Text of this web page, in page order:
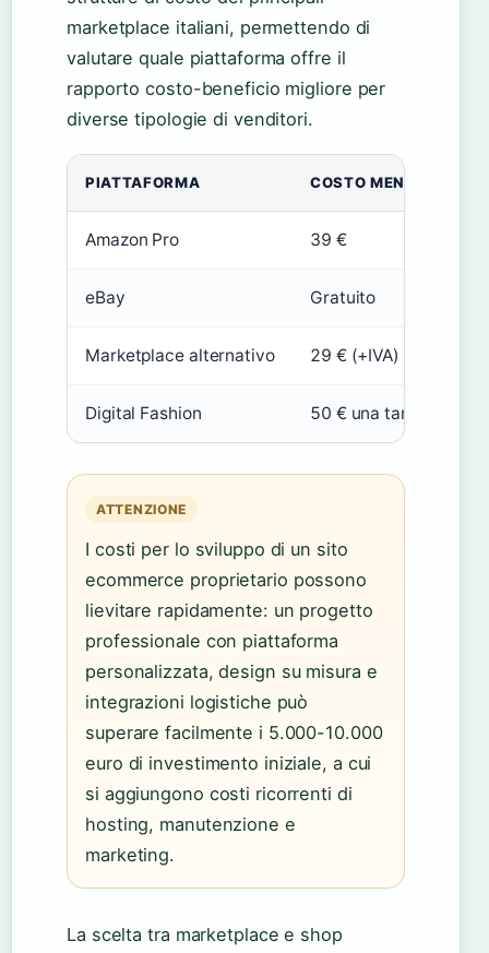
marketplace italiani, permettendo di
valutare quale piattaforma offre il
rapporto costo-beneficio migliore per
diverse tipologie di venditori.
PIATTAFORMA COSTO MENSILE
Amazon Pro 39 €
eBay Gratuito
Marketplace alternativo 29 € (+IVA)
Digital Fashion 50 € una tantum
ATTENZIONE
I costi per lo sviluppo di un sito
ecommerce proprietario possono
lievitare rapidamente: un progetto
professionale con piattaforma
personalizzata, design su misura e
integrazioni logistiche può
superare facilmente i 5.000-10.000
euro di investimento iniziale, a cui
si aggiungono costi ricorrenti di
hosting, manutenzione e
marketing.
La scelta tra marketplace e shop